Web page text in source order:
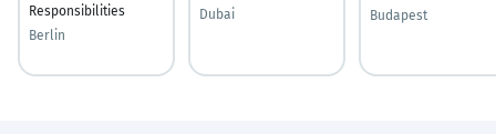
Responsibilities
Berlin
Dubai
Budapest